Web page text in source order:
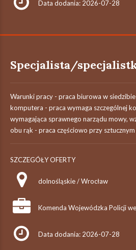
Data dodania: 2026-07-28
Specjalista/
Warunki pracy - praca biurowa w
komputera - praca wymaga szczególnej
wymagająca sprawnego narządu mowy,
obu rąk - praca częściowo przy
SZCZEGÓŁY OFERTY
dolnośląskie / Wrocław
Komenda Wojewódzka Policji
Data dodania: 2026-07-28